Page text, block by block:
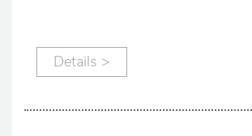
Details >